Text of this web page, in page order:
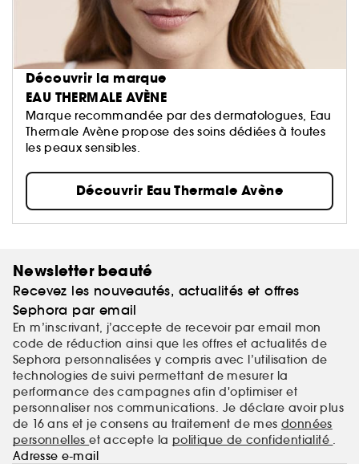
Découvrir la marque
EAU THERMALE AVÈNE
Marque recommandée par des dermatologues, Eau
Thermale Avène propose des soins dédiées à toutes
les peaux sensibles.
Découvrir Eau Thermale Avène
Newsletter beauté
Recevez les nouveautés, actualités et offres
Sephora par email
En m’inscrivant, j’accepte de recevoir par email mon
code de réduction ainsi que les offres et actualités de
Sephora personnalisées y compris avec l’utilisation de
technologies de suivi permettant de mesurer la
performance des campagnes afin d'optimiser et
personnaliser nos communications. Je déclare avoir plus
de 16 ans et je consens au traitement de mes données
personnelleset accepte la politique de confidentialité .
Adresse e-mail